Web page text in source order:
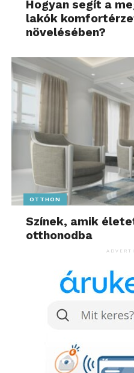
Hogyan segít a
lakók
növelésében?
OTTHON
Színek, amik
otthonodba